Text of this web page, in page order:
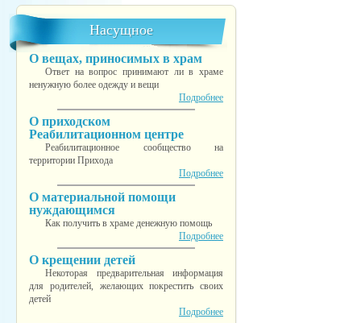
Насущное
О вещах, приносимых в храм
Ответ на вопрос принимают ли в храме
ненужную более одежду и вещи
Подробнее
О приходском
Реабилитационном центре
Реабилитационное сообщество на
территории Прихода
Подробнее
О материальной помощи
нуждающимся
Как получить в храме денежную помощь
Подробнее
О крещении детей
Некоторая предварительная информация
для родителей, желающих покрестить своих
детей
Подробнее